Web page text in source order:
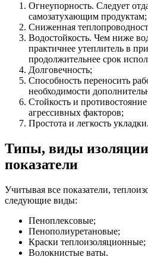
Огнеупорность. Следует
самозатухающим продуктам;
Сниженная
Водостойкость. Чем ниже
практичнее утеплитель в
продолжительнее срок
Долговечность;
Способность переносить
необходимости
Стойкость и
агрессивных факторов;
Простота и легкость укладки.
Типы, виды
показатели
Учитывая все показатели,
следующие виды:
Пеноплексовые;
Пенополиуретановые;
Краски теплоизоляционные;
Волокнистые ваты.